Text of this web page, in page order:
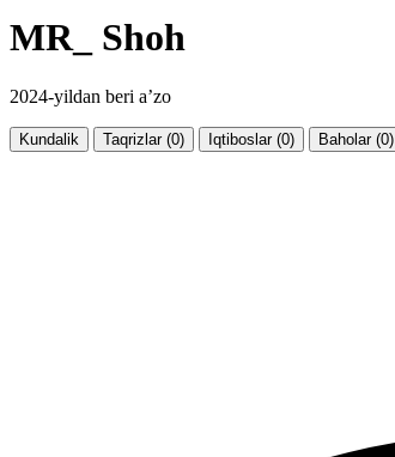
MR_ Shoh
2024-yildan beri a’zo
Kundalik Taqrizlar (0) Iqtiboslar (0) Baholar (0)